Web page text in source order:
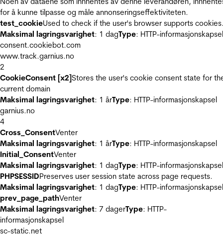
for å kunne tilpasse og måle annonseringseffektiviteten.
test_cookieUsed to check if the user's browser supports
Maksimal lagringsvarighet: 1 dagType: HTTP-informasjonskapsel
consent.cookiebot.com
www.track.garnius.no
2
CookieConsent [x2]Stores the user's cookie consent state for
current domain
Maksimal lagringsvarighet: 1 årType: HTTP-informasjonskapsel
garnius.no
4
Cross_ConsentVenter
Maksimal lagringsvarighet: 1 årType: HTTP-informasjonskapsel
Initial_ConsentVenter
Maksimal lagringsvarighet: 1 dagType: HTTP-informasjonskapsel
PHPSESSIDPreserves user session state across page requests.
Maksimal lagringsvarighet: 1 dagType: HTTP-informasjonskapsel
prev_page_pathVenter
Maksimal lagringsvarighet: 7 dagerType: HTTP-
informasjonskapsel
sc-static.net